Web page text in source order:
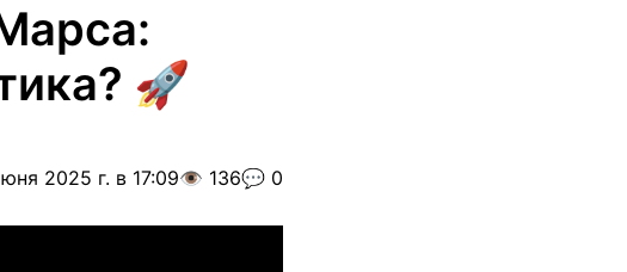
🚀
2025 г. в 17:09👁️ 136💬 0